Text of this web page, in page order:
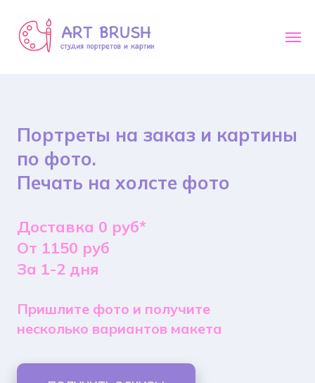
Портреты на заказ и картины
по фото.
Печать на холсте фото
Доставка 0 руб*
От 1150 руб
За 1-2 дня
Пришлите фото и получите
несколько вариантов макета